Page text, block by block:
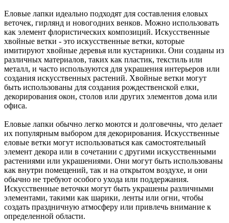
Еловые лапки идеально подходят для составления еловых
веточек, гирлянд и новогодних венков. Можно использовать
как элемент флористических композиций. Искусственные
хвойные ветки - это искусственные ветки, которые
имитируют хвойные деревья или кустарники. Они созданы из
различных материалов, таких как пластик, текстиль или
металл, и часто используются для украшения интерьеров или
создания искусственных растений. Хвойные ветки могут
быть использованы для создания рождественской елки,
декорирования окон, столов или других элементов дома или
офиса.
Еловые лапки обычно легко моются и долговечны, что делает
их популярным выбором для декорирования. Искусственные
еловые ветки могут использоваться как самостоятельный
элемент декора или в сочетании с другими искусственными
растениями или украшениями. Они могут быть использованы
как внутри помещений, так и на открытом воздухе, и они
обычно не требуют особого ухода или поддержания.
Искусственные веточки могут быть украшены различными
элементами, такими как шарики, ленты или огни, чтобы
создать праздничную атмосферу или привлечь внимание к
определенной области.